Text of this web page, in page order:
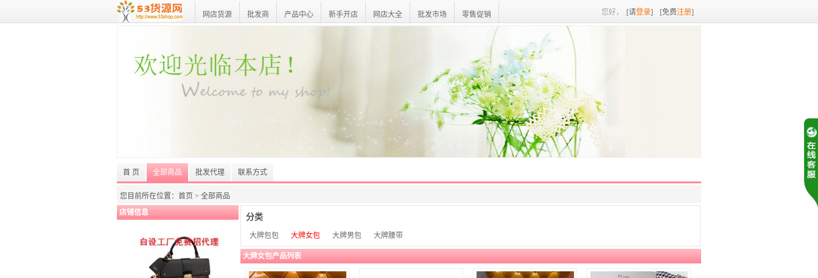
网店货源 批发商 产品中心 新手开店 网店大全 批发市场 零售促销 您好， [请登录] [免费注册]
首 页 全部商品 批发代理 联系方式
您目前所在位置： 首页 > 全部商品
店铺信息
分类
大牌包包 大牌女包 大牌男包 大牌腰带
大牌女包产品列表